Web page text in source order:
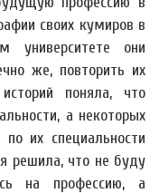
своих кумиров в
университете они
же, повторить их
поняла, что
а некоторых
их специальности
решила, что не буду
на профессию, а